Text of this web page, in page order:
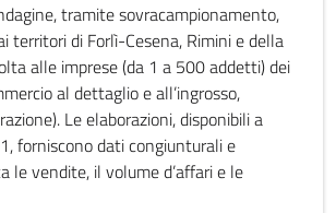
tramite sovracampionamento,
territori di Forlì-Cesena, Rimini e della
alle imprese (da 1 a 500 addetti) dei
al dettaglio e all’ingrosso,
Le elaborazioni, disponibili a
forniscono dati congiunturali e
le vendite, il volume d’affari e le